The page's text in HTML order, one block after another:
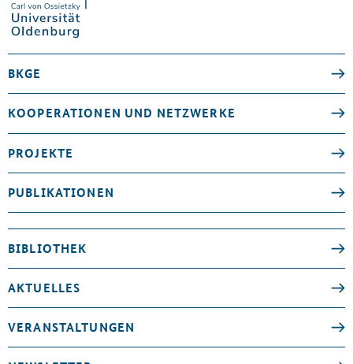
BKGE
KOOPERATIONEN UND NETZWERKE
PROJEKTE
PUBLIKATIONEN
BIBLIOTHEK
AKTUELLES
VERANSTALTUNGEN